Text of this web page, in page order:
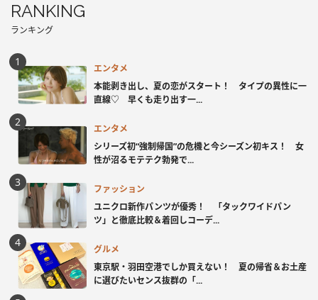
RANKING
ランキング
エンタメ
本能剥き出し、夏の恋がスタート！ タイプの異性に一
直線♡ 早くも走り出す一...
エンタメ
シリーズ初“強制帰国”の危機と今シーズン初キス！ 女
性が沼るモテテク勃発で...
ファッション
ユニクロ新作パンツが優秀！ 「タックワイドパン
ツ」と徹底比較＆着回しコーデ...
グルメ
東京駅・羽田空港でしか買えない！ 夏の帰省＆お土産
に選びたいセンス抜群の「...